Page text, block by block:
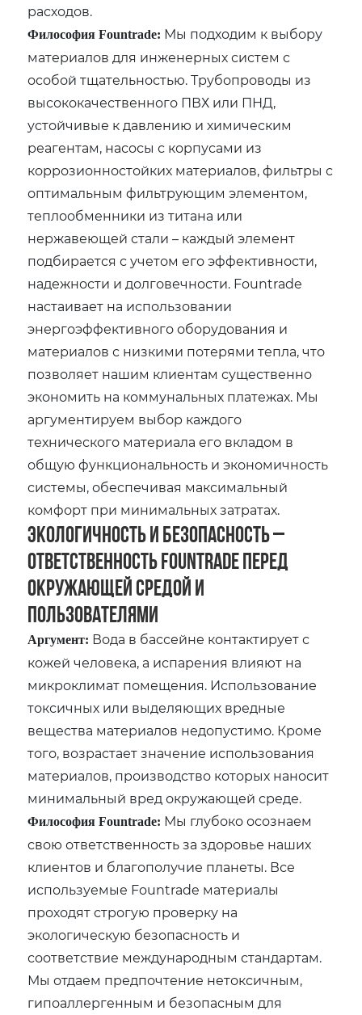
расходов.
Философия Fountrade: Мы подходим к выбору
материалов для инженерных систем с
особой тщательностью. Трубопроводы из
высококачественного ПВХ или ПНД‚
устойчивые к давлению и химическим
реагентам‚ насосы с корпусами из
коррозионностойких материалов‚ фильтры с
оптимальным фильтрующим элементом‚
теплообменники из титана или
нержавеющей стали – каждый элемент
подбирается с учетом его эффективности‚
надежности и долговечности. Fountrade
настаивает на использовании
энергоэффективного оборудования и
материалов с низкими потерями тепла‚ что
позволяет нашим клиентам существенно
экономить на коммунальных платежах. Мы
аргументируем выбор каждого
технического материала его вкладом в
общую функциональность и экономичность
системы‚ обеспечивая максимальный
комфорт при минимальных затратах.
Экологичность и Безопасность –
Ответственность Fountrade Перед
Окружающей Средой и
Пользователями
Аргумент: Вода в бассейне контактирует с
кожей человека‚ а испарения влияют на
микроклимат помещения. Использование
токсичных или выделяющих вредные
вещества материалов недопустимо. Кроме
того‚ возрастает значение использования
материалов‚ производство которых наносит
минимальный вред окружающей среде.
Философия Fountrade: Мы глубоко осознаем
свою ответственность за здоровье наших
клиентов и благополучие планеты. Все
используемые Fountrade материалы
проходят строгую проверку на
экологическую безопасность и
соответствие международным стандартам.
Мы отдаем предпочтение нетоксичным‚
гипоаллергенным и безопасным для